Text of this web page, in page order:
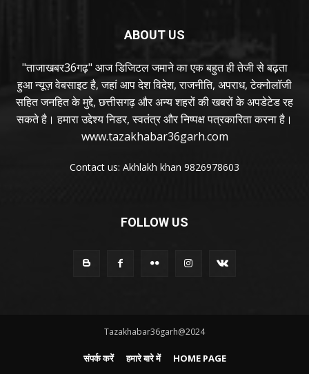
ABOUT US
"ताजाखबर36गढ़" आज डिजिटल जमाने का एक बहुत ही तेजी से बढ़ता
हुआ न्यूज़ वेबसाइट है, जहां आप देश विदेश, राजनीति, अपराध, टेक्नोलॉजी
सहित जनहित के मुद्दे, छत्तीसगढ़ और अन्य शहरों की खबरों के अपडेटेड रह
सकते है। हमारा उद्देश्य निडर, स्वतंत्र और निष्पक्ष पत्रकारिता करना है।
www.tazakhabar36garh.com
Contact us: Akhlakh khan 9826978603
FOLLOW US
Tazakhabar36garh@2024
संपर्क करें हमारे बारे में HOME PAGE